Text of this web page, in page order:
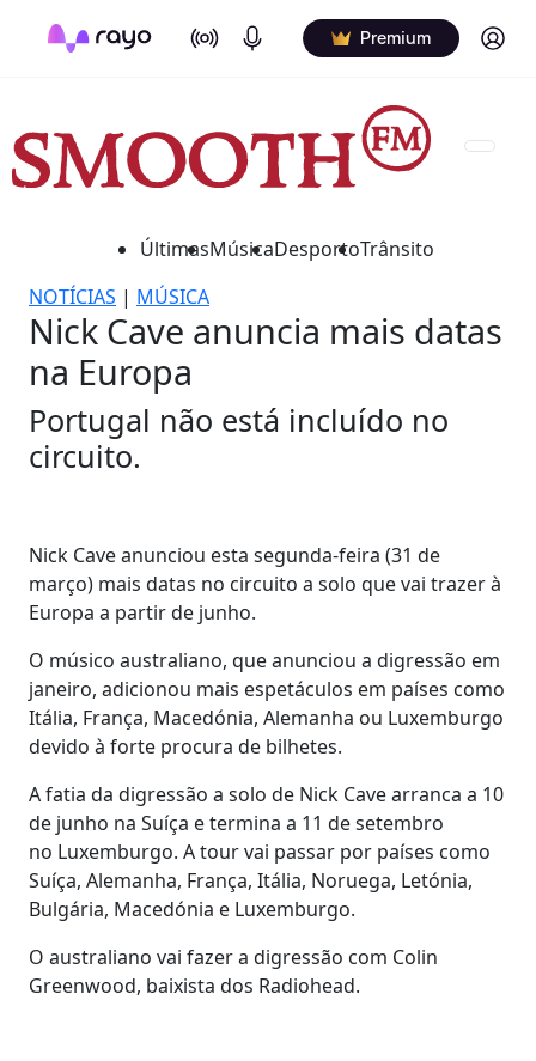
On Air Podcasts Premium Log in
ÚltimasMúsicaDesportoTrânsito
NOTÍCIAS | MÚSICA
Nick Cave anuncia mais datas
na Europa
Portugal não está incluído no
circuito.
Nick Cave anunciou esta segunda-feira (31 de
março) mais datas no circuito a solo que vai trazer à
Europa a partir de junho.
O músico australiano, que anunciou a digressão em
janeiro, adicionou mais espetáculos em países como
Itália, França, Macedónia, Alemanha ou Luxemburgo
devido à forte procura de bilhetes.
A fatia da digressão a solo de Nick Cave arranca a 10
de junho na Suíça e termina a 11 de setembro
no Luxemburgo. A tour vai passar por países como
Suíça, Alemanha, França, Itália, Noruega, Letónia,
Bulgária, Macedónia e Luxemburgo.
O australiano vai fazer a digressão com Colin
Greenwood, baixista dos Radiohead.